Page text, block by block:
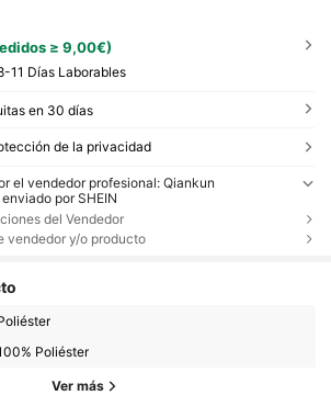
≥ 9,00€)
11 Días Laborables
en 30 días
de la privacidad
el vendedor profesional: Qiankun
por SHEIN
del Vendedor
vendedor y/o producto
Poliéster
Ver más